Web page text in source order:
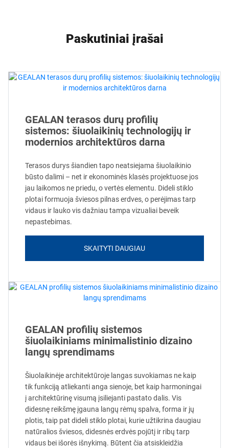
Paskutiniai įrašai
GEALAN terasos durų profilių
sistemos: šiuolaikinių technologijų ir
modernios architektūros darna
Terasos durys šiandien tapo neatsiejama šiuolaikinio
būsto dalimi – net ir ekonominės klasės projektuose jos
jau laikomos ne priedu, o vertės elementu. Dideli stiklo
plotai formuoja šviesos pilnas erdves, o perėjimas tarp
vidaus ir lauko vis dažniau tampa vizualiai beveik
nepastebimas.
SKAITYTI DAUGIAU
GEALAN profilių sistemos
šiuolaikiniams minimalistinio dizaino
langų sprendimams
Šiuolaikinėje architektūroje langas suvokiamas ne kaip
tik funkciją atliekanti anga sienoje, bet kaip harmoningai
į architektūrinę visumą įsiliejanti pastato dalis. Vis
didesnę reikšmę įgauna langų rėmų spalva, forma ir jų
plotis, taip pat dideli stiklo plotai, kurie užtikrina daugiau
natūralios šviesos, didesnės erdvės pojūtį ir ribų tarp
vidaus bei išorės išnykimą. Būtent čia atsiskleidžia